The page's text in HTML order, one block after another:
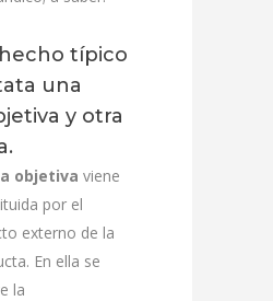
típico
una
y otra
objetiva viene
por el
externo de la
En ella se
la